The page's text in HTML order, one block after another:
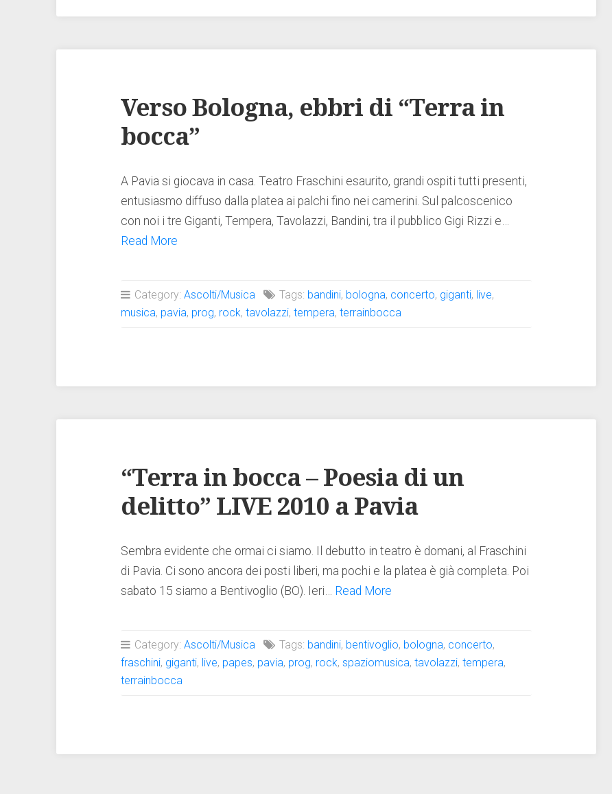
Verso Bologna, ebbri di “Terra in
bocca”
A Pavia si giocava in casa. Teatro Fraschini esaurito, grandi ospiti tutti presenti,
entusiasmo diffuso dalla platea ai palchi fino nei camerini. Sul palcoscenico
con noi i tre Giganti, Tempera, Tavolazzi, Bandini, tra il pubblico Gigi Rizzi e…
Read More
Category:Ascolti/Musica Tags: bandini, bologna, concerto, giganti, live,
musica, pavia, prog, rock,tavolazzi,tempera,terrainbocca
“Terra in bocca – Poesia di un
delitto” LIVE 2010 a Pavia
Sembra evidente che ormai ci siamo. Il debutto in teatro è domani, al Fraschini
di Pavia. Ci sono ancora dei posti liberi, ma pochi e la platea è già completa. Poi
sabato 15 siamo a Bentivoglio (BO). Ieri… Read More
Category:Ascolti/Musica Tags: bandini, bentivoglio, bologna, concerto,
fraschini, giganti, live, papes, pavia, prog, rock,spaziomusica,tavolazzi,tempera,
terrainbocca